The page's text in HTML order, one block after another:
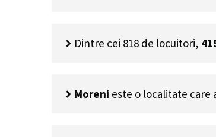
Dintre cei 818 de locuitori,
Moreni este o localitate care